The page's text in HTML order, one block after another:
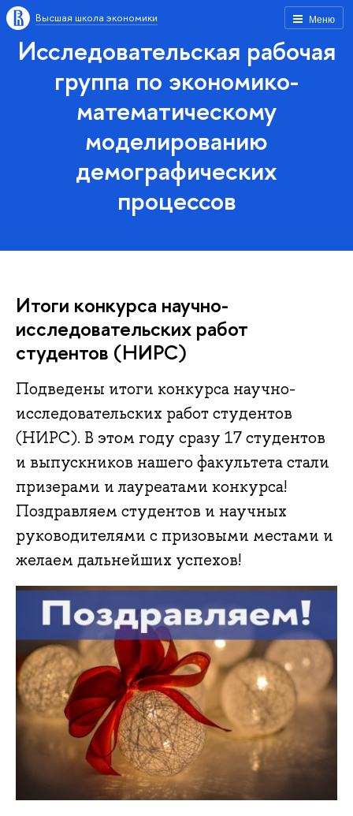
Меню
Высшая школа экономики
Исследовательская рабочая
группа по экономико-
математическому
моделированию
демографических
процессов
Итоги конкурса научно-
исследовательских работ
студентов (НИРС)
Подведены итоги конкурса научно-
исследовательских работ студентов
(НИРС). В этом году сразу 17 студентов
и выпускников нашего факультета стали
призерами и лауреатами конкурса!
Поздравляем студентов и научных
руководителями с призовыми местами и
желаем дальнейших успехов!